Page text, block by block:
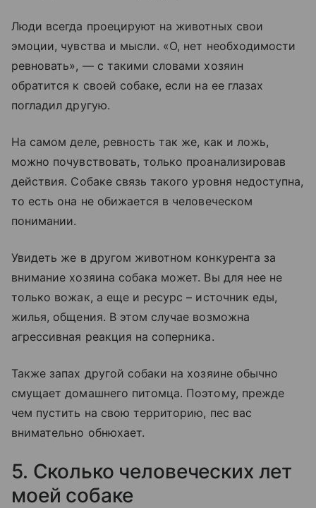
Люди всегда проецируют на животных свои
эмоции, чувства и мысли. «О, нет необходимости
ревновать», — с такими словами хозяин
обратится к своей собаке, если на ее глазах
погладил другую.
На самом деле, ревность так же, как и ложь,
можно почувствовать, только проанализировав
действия. Собаке связь такого уровня недоступна,
то есть она не обижается в человеческом
понимании.
Увидеть же в другом животном конкурента за
внимание хозяина собака может. Вы для нее не
только вожак, а еще и ресурс – источник еды,
жилья, общения. В этом случае возможна
агрессивная реакция на соперника.
Также запах другой собаки на хозяине обычно
смущает домашнего питомца. Поэтому, прежде
чем пустить на свою территорию, пес вас
внимательно обнюхает.
5. Сколько человеческих лет
моей собаке